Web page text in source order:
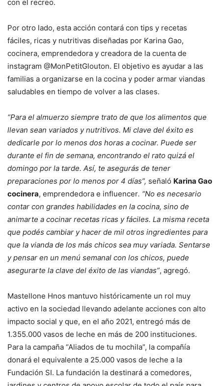
con el recreo.
Por otro lado, esta acción contará con tips y recetas
fáciles, ricas y nutritivas diseñadas por Karina Gao,
cocinera, emprendedora y creadora de la cuenta de
instagram @MonPetitGlouton. El objetivo es ayudar a las
familias a organizarse en la cocina y poder armar viandas
saludables en tiempo de volver a las clases.
“Para el almuerzo siempre trato de que los alimentos que
llevan sean variados y nutritivos. Mi clave del éxito es
dedicarle por lo menos dos horas a cocinar. Puede ser
durante el fin de semana, encontrando el rato quizá el
domingo por la tarde. Así, te asegurás de tener
preparaciones por lo menos por 4 días”, señaló Karina Gao
cocinera, emprendedora e influencer. “No es necesario
contar con grandes habilidades en la cocina, sino de
animarte a cocinar recetas ricas y fáciles. La misma receta
que podés cambiar y hacer de mil otros ingredientes para
que la vianda de los más chicos sea muy variada. Sentarse
y pensar en un menú semanal con los chicos, puede
asegurarte la clave del éxito de las viandas”, agregó.
Mastellone Hnos mantuvo históricamente un rol muy
activo en la sociedad llevando adelante acciones con alto
impacto social y que, en el año 2021, entregó más de
1.355.000 vasos de leche en más de 200 instituciones.
Para la campaña “Aliados de tu mochila”, la compañía
donará el equivalente a 25.000 vasos de leche a la
Fundación SI. La fundación la destinará a comedores,